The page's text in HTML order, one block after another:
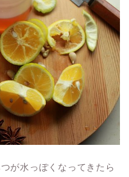
が水っぽくなってきたら